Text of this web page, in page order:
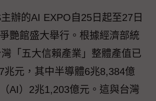
辦的AI EXPO自25日起至27日
艷館盛大舉行。根據經濟部統
「五大信賴產業」整體產值已
兆元，其中半導體6兆8,384億
AI）2兆1,203億元。這與台灣